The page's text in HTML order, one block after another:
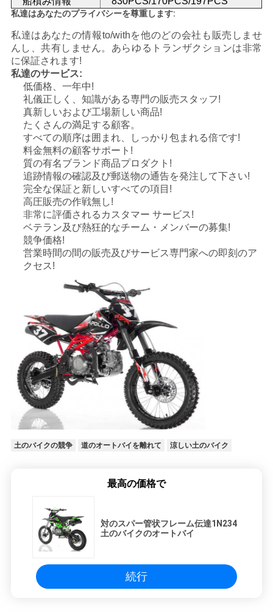
ー
私達はあなたのプライバシーを尊重します:
私達はあなたの情報to/withを他のどの会社も販売しませ
んし、共有しません。あらゆるトランザクションは非常
に保証されます!
私達のサービス:
低価格、一年中!
礼儀正しく、知識がある専門の販売スタッフ!
真新しいおよび工場新しい商品!
たくさんの満足する顧客。
すべての順序は囲まれ、しっかり包まれる倍です!
料金無料の顧客サポート!
質の有名ブランド商品プロダクト!
追跡情報の確認及び郵送物の通告を発注して下さい!
完全な保証と新しいすべての項目!
高圧販売の作戦無し!
非常に評価されるカスタマー サービス!
ベテラン及び熱狂的なチーム・メンバーの募集!
競争価格!
営業時間の間の販売及びサービス専門家への即刻のア
クセス!
土のバイクの競争 道のオートバイを離れて 涼しい土のバイク
最高の価格で
対のスパー管状フレーム伝達1N234
土のバイクのオートバイ
続行